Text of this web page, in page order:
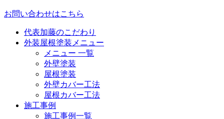
お問い合わせはこちら
代表加藤のこだわり
外装屋根塗装メニュー
メニュー 一覧
外壁塗装
屋根塗装
外壁カバー工法
屋根カバー工法
施工事例
施工事例一覧